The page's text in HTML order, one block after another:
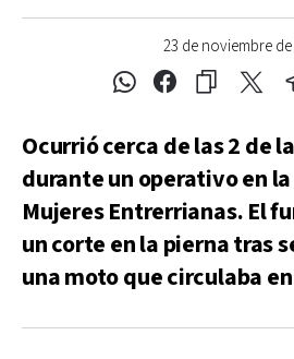
23 de noviembre de
Ocurrió cerca de las 2 de
durante un operativo en
Mujeres Entrerrianas. El
un corte en la pierna tras
una moto que circulaba